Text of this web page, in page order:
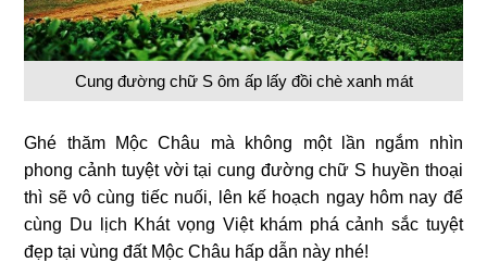
Cung đường chữ S ôm ấp lấy đồi chè xanh mát
Ghé thăm Mộc Châu mà không một lần ngắm nhìn
phong cảnh tuyệt vời tại cung đường chữ S huyền thoại
thì sẽ vô cùng tiếc nuối, lên kế hoạch ngay hôm nay để
cùng Du lịch Khát vọng Việt khám phá cảnh sắc tuyệt
đẹp tại vùng đất Mộc Châu hấp dẫn này nhé!